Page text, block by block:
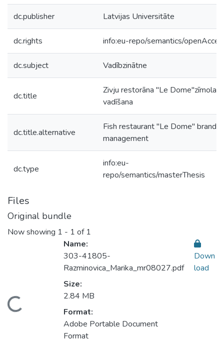
dc.publisher Latvijas Universitāte
dc.rights info:eu-repo/semantics/
dc.subject Vadībzinātne
dc.title
Zivju restorāna "Le Dome"zīmola
vadīšana
dc.title.alternative
Fish restaurant "Le Dome" brand
management
dc.type
info:eu-
repo/semantics/masterThesis
Files
Original bundle
Now showing 1 - 1 of 1
Loading...
Name:
303-41805-
Razminovica_Marika_mr08027.pdf
Size:
2.84 MB
Format:
Adobe Portable Document
Format
Down
load